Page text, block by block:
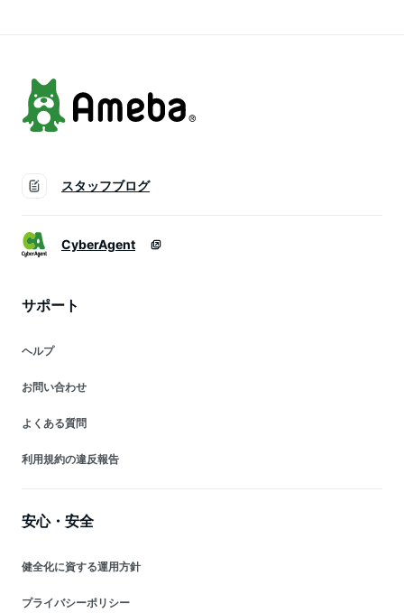
スタッフブログ
CyberAgent
サポート
ヘルプ
お問い合わせ
よくある質問
利用規約の違反報告
安心・安全
健全化に資する運用方針
プライバシーポリシー